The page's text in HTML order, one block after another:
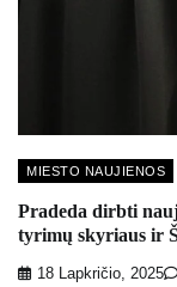
MIESTO NAUJIENOS
Pradeda dirbti
tyrimų skyriaus ir
18 Lapkričio, 2025